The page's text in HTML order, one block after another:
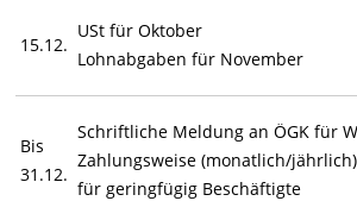
15.12.
USt für Oktober
Lohnabgaben für November
Bis
31.12.
Schriftliche Meldung an ÖGK für
Zahlungsweise (monatlich/
für geringfügig Beschäftigte